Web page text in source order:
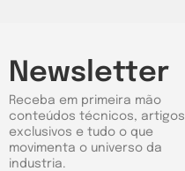
Newsletter
Receba em primeira mão
conteúdos técnicos, artigos
exclusivos e tudo o que
movimenta o universo da
industria.